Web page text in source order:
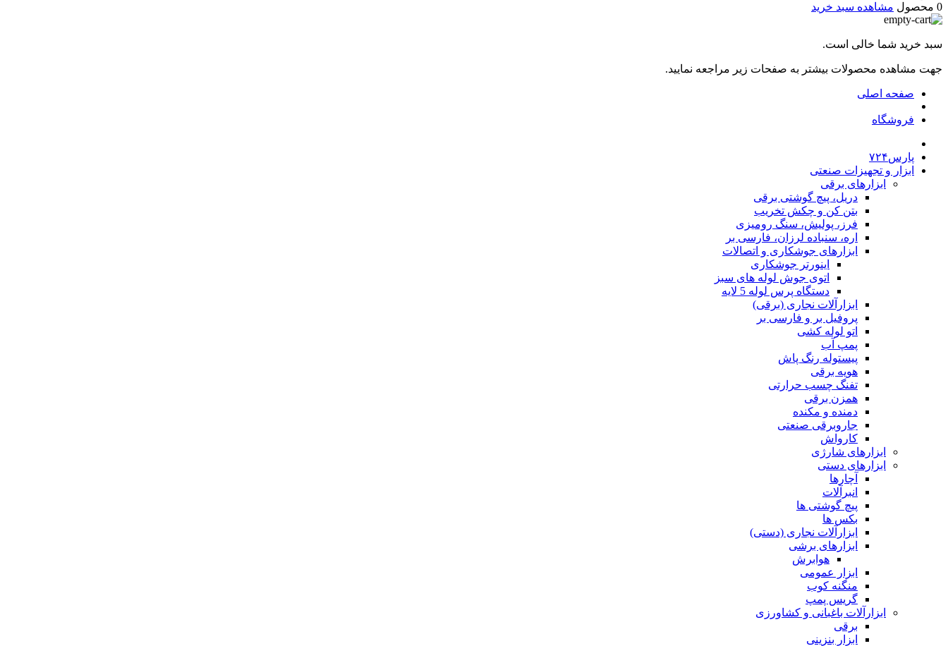
0 محصول
مشاهده سبد خرید
سبد خرید شما خالی است.
جهت مشاهده محصولات بیشتر به صفحات زیر مراجعه نمایید.
صفحه اصلی
فروشگاه
پارس۷۲۴
ابزار و تجهیزات صنعتی
ابزارهای برقی
دریل، پیچ گوشتی برقی
بتن کن و چکش تخریب
فرز، پولیش، سنگ رومیزی
اره، سنباده لرزان، فارسی بر
ابزارهای جوشکاری و اتصالات
اینورتر جوشکاری
اتوی جوش لوله های سبز
دستگاه پرس لوله 5 لایه
ابزارآلات نجاری (برقی)
پروفیل بر و فارسی بر
اتو لوله کشی
پمپ آب
پیستوله رنگ پاش
هویه برقی
تفنگ چسب حرارتی
همزن برقی
دمنده و مکنده
جاروبرقی صنعتی
کارواش
ابزارهای شارژی
ابزارهای دستی
آچارها
انبرآلات
پیچ گوشتی ها
بکس ها
ابزارآلات نجاری (دستی)
ابزارهای برشی
هوابرش
ابزار عمومی
منگنه کوب
گریس پمپ
ابزارآلات باغبانی و کشاورزی
برقی
ابزار بنزینی